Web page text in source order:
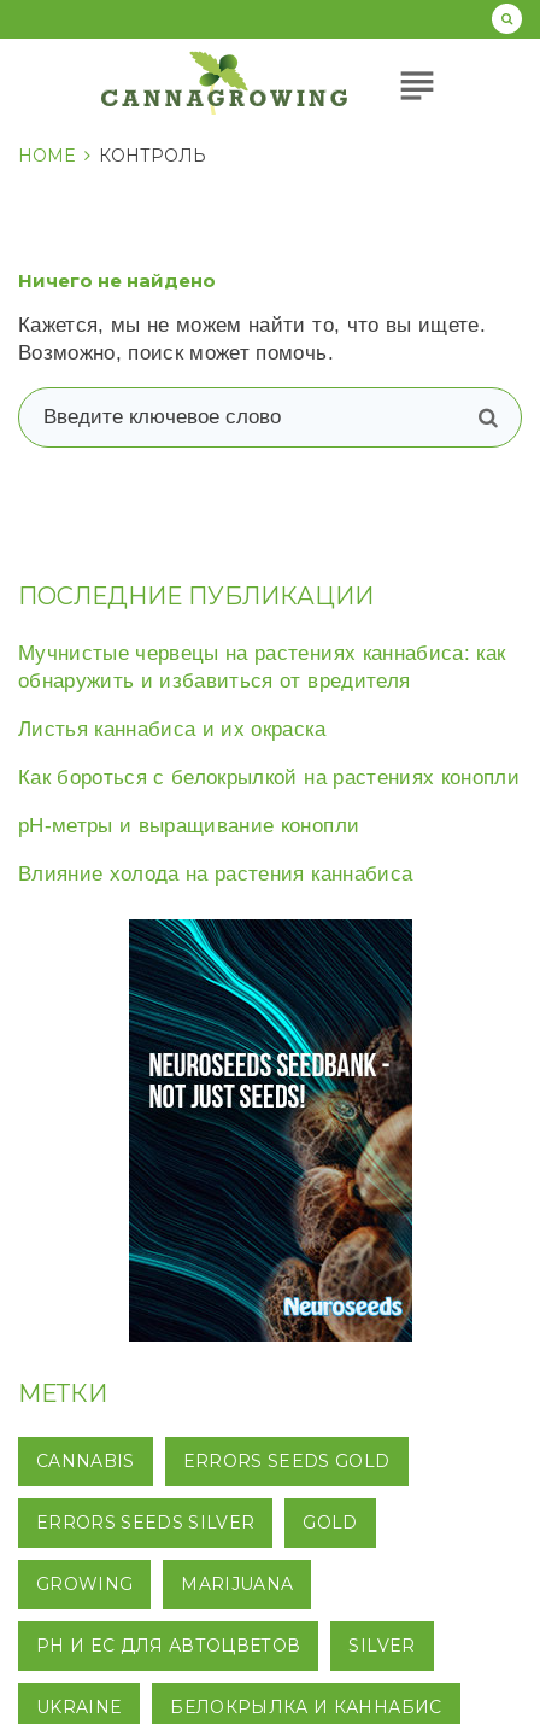
к
subject
HOME КОНТРОЛЬ
Ничего не найдено
Кажется, мы не можем найти то, что вы ищете.
Возможно, поиск может помочь.
ПОСЛЕДНИЕ ПУБЛИКАЦИИ
Мучнистые червецы на растениях каннабиса: как
обнаружить и избавиться от вредителя
Листья каннабиса и их окраска
Как бороться с белокрылкой на растениях конопли
рН-метры и выращивание конопли
Влияние холода на растения каннабиса
МЕТКИ
CANNABIS ERRORS SEEDS GOLD
ERRORS SEEDS SILVER GOLD
GROWING MARIJUANA
PH И EC ДЛЯ АВТОЦВЕТОВ SILVER
UKRAINE БЕЛОКРЫЛКА И КАННАБИС